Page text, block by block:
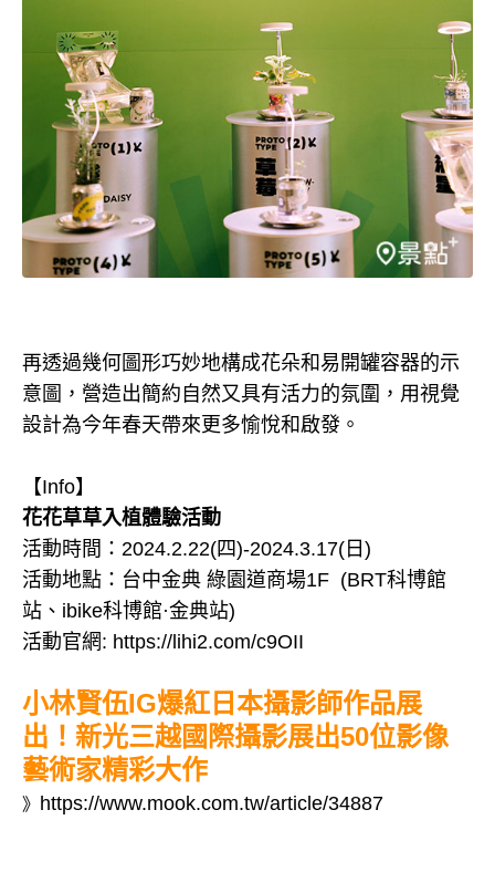
再透過幾何圖形巧妙地構成花朵和易開罐容器的示
意圖，營造出簡約自然又具有活力的氛圍，用視覺
設計為今年春天帶來更多愉悅和啟發。
【Info】
花花草草入植體驗活動
活動時間：2024.2.22(四)-2024.3.17(日)
活動地點：台中金典 綠園道商場1F (BRT科博館
站、ibike科博館·金典站)
活動官網: https://lihi2.com/c9OII
小林賢伍IG爆紅日本攝影師作品展
出！新光三越國際攝影展出50位影像
藝術家精彩大作
》 https://www.mook.com.tw/article/34887